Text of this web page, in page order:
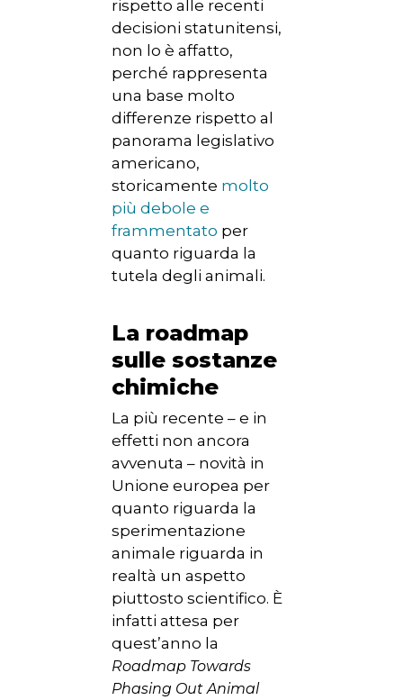
rispetto alle recenti
decisioni statunitensi,
non lo è affatto,
perché rappresenta
una base molto
differenze rispetto al
panorama legislativo
americano,
storicamente molto
più debole e
frammentato per
quanto riguarda la
tutela degli animali.
La roadmap
sulle sostanze
chimiche
La più recente – e in
effetti non ancora
avvenuta – novità in
Unione europea per
quanto riguarda la
sperimentazione
animale riguarda in
realtà un aspetto
piuttosto scientifico. È
infatti attesa per
quest’anno la
Roadmap Towards
Phasing Out Animal